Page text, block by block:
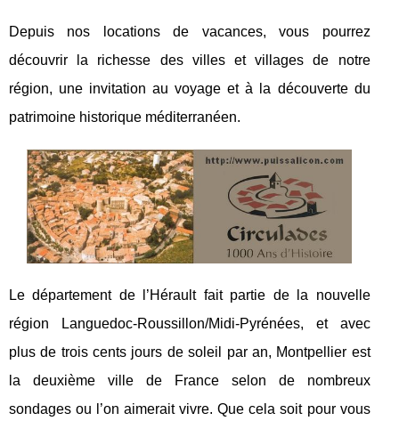
Depuis nos locations de vacances, vous pourrez
découvrir la richesse des villes et villages de notre
région, une invitation au voyage et à la découverte du
patrimoine historique méditerranéen.
Le département de l’Hérault fait partie de la nouvelle
région Languedoc-Roussillon/Midi-Pyrénées, et avec
plus de trois cents jours de soleil par an, Montpellier est
la deuxième ville de France selon de nombreux
sondages ou l’on aimerait vivre. Que cela soit pour vous